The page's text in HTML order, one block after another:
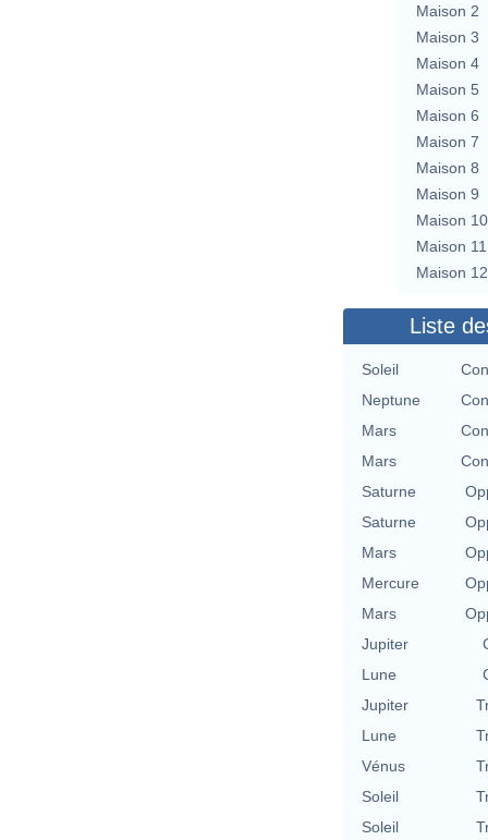
Maison 2
Maison 3
Maison 4
Maison 5
Maison 6
Maison 7
Maison 8
Maison 9
Maison 10
Maison 11
Maison 12
Liste
Soleil
Neptune
Mars
Mars
Saturne
Saturne
Mars
Mercure
Mars
Jupiter
Lune
Jupiter
Lune
Vénus
Soleil
Soleil